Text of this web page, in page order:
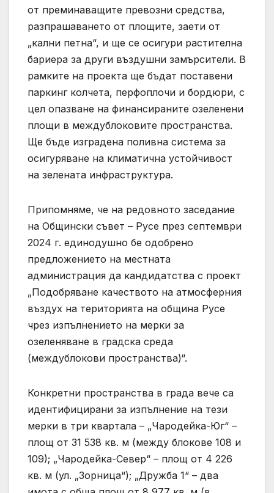
от преминаващите превозни средства,
разпрашаването от площите, заети от
„кални петна“, и ще се осигури растителна
бариера за други въздушни замърсители. В
рамките на проекта ще бъдат поставени
паркинг колчета, перфоплочи и бордюри, с
цел опазване на финансираните озеленени
площи в междублоковите пространства.
Ще бъде изградена поливна система за
осигуряване на климатична устойчивост
на зелената инфраструктура.
Припомняме, че на редовното заседание
на Общински съвет – Русе през септември
2024 г. единодушно бе одобрено
предложението на местната
администрация да кандидатства с проект
„Подобряване качеството на атмосферния
въздух на територията на община Русе
чрез изпълнението на мерки за
озеленяване в градска среда
(междублокови пространства)“.
Конкретни пространства в града вече са
идентифицирани за изпълнение на тези
мерки в три квартала – „Чародейка-Юг“ –
площ от 31 538 кв. м (между блокове 108 и
109); „Чародейка-Север“ – площ от 4 226
кв. м (ул. „Зорница“); „Дружба 1“ – два